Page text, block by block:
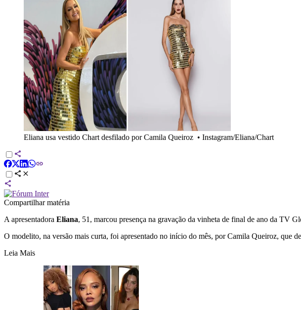
Eliana usa vestido Chart desfilado por Camila Queiroz • Instagram/Eliana/Chart
Compartilhar matéria
A apresentadora Eliana, 51, marcou presença na gravação da vinheta de final de ano da TV
O modelito, na versão mais curta, foi apresentado no início do mês, por Camila Queiroz, que
Leia Mais